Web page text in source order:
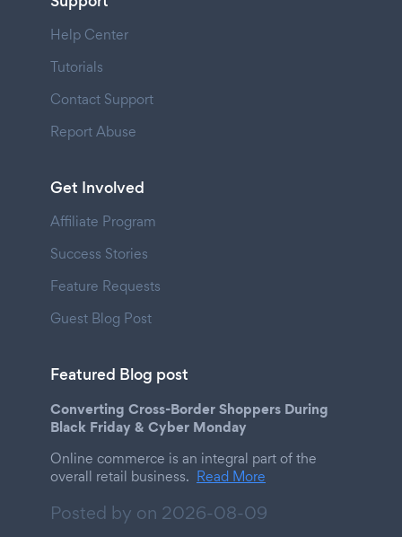
Help Center
Tutorials
Contact Support
Report Abuse
Get Involved
Affiliate Program
Success Stories
Feature Requests
Guest Blog Post
Featured Blog post
Converting Cross-Border Shoppers During
Black Friday & Cyber Monday
Online commerce is an integral part of the
overall retail business. Read More
Posted by on 2026-08-09